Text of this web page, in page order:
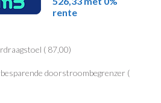
rente
( 87,00)
doorstroombegrenzer (